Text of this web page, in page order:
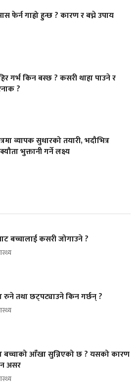
फेर्न गाह्रो हुन्छ ? कारण र बच्ने उपाय
गर्भ किन बस्छ ? कसरी थाहा पाउने र
?
व्यापक सुधारको तयारी, भदौभित्र
भुक्तानी गर्ने लक्ष्य
बच्चालाई कसरी जोगाउने ?
रुने तथा छट्पट्याउने किन गर्छन् ?
बच्चाको आँखा सुन्निएको छ ? यसको कारण
असर